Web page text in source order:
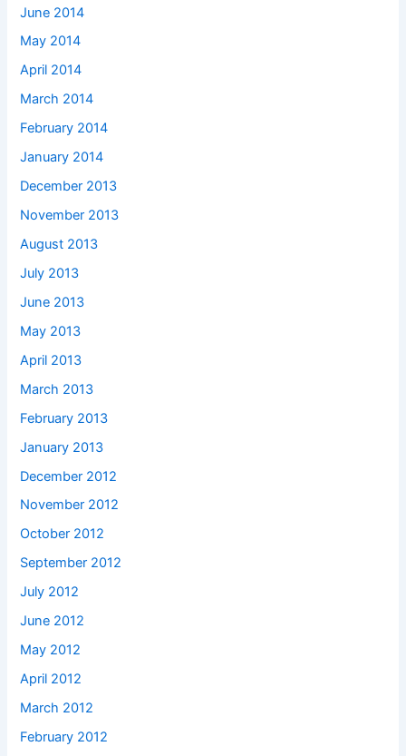
June 2014
May 2014
April 2014
March 2014
February 2014
January 2014
December 2013
November 2013
August 2013
July 2013
June 2013
May 2013
April 2013
March 2013
February 2013
January 2013
December 2012
November 2012
October 2012
September 2012
July 2012
June 2012
May 2012
April 2012
March 2012
February 2012